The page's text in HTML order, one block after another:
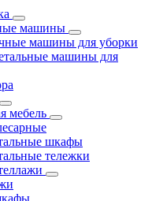
машины
машины для уборки
машины для
мебель
шкафы
тележки